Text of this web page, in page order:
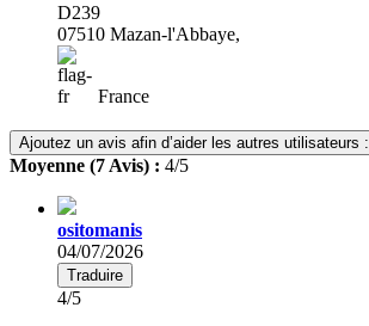
D239
07510 Mazan-l'Abbaye,
France
Ajoutez un avis afin d’aider les autres utilisateurs :
Moyenne (7 Avis) : 4/5
ositomanis
04/07/2026
Traduire
4/5